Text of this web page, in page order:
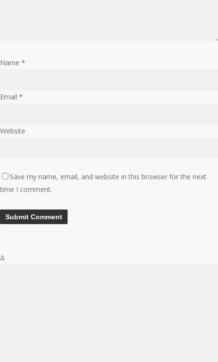
Name *
Email *
Website
Save my name, email, and website in this browser for the next
time I comment.
Δ